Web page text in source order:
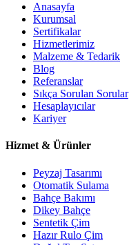
Anasayfa
Kurumsal
Sertifikalar
Hizmetlerimiz
Malzeme & Tedarik
Blog
Referanslar
Sıkça Sorulan Sorular
Hesaplayıcılar
Kariyer
Hizmet & Ürünler
Peyzaj Tasarımı
Otomatik Sulama
Bahçe Bakımı
Dikey Bahçe
Sentetik Çim
Hazır Rulo Çim